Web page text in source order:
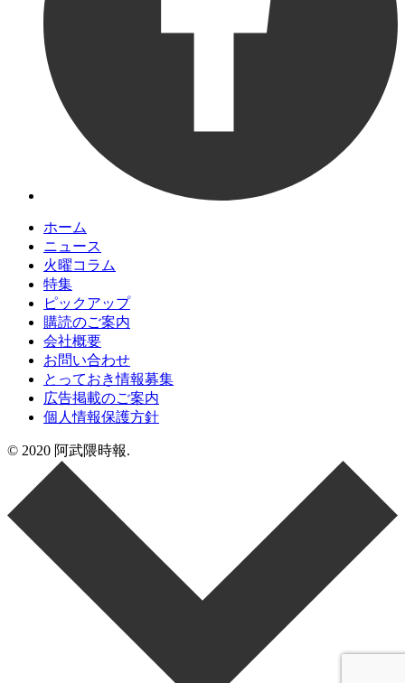
ホーム
ニュース
火曜コラム
特集
ピックアップ
購読のご案内
会社概要
お問い合わせ
とっておき情報募集
広告掲載のご案内
個人情報保護方針
© 2020 阿武隈時報.